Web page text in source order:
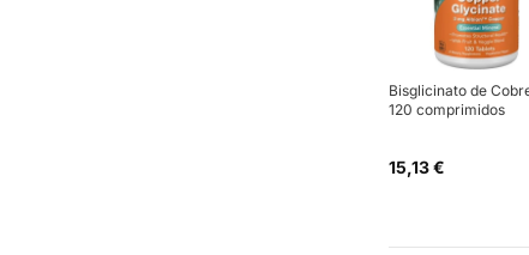
Bisglicinato de
120 comprimidos
15,13 €